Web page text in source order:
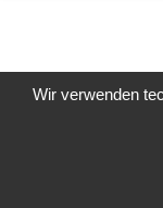
Wir verwenden